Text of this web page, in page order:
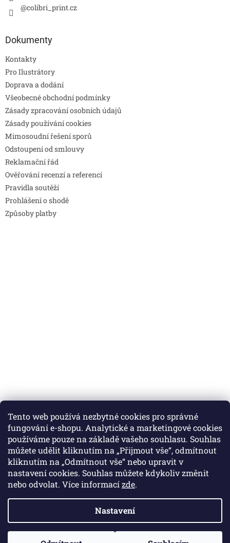
Tento web používá nezbytné cookies pro správné
fungování e-shopu. Analytické a marketingové cookies
používáme pouze na základě vašeho souhlasu. Souhlas
můžete udělit kliknutím na „Přijmout vše“, odmítnout
kliknutím na „Odmítnout vše“ nebo upravit v
nastavení cookies. Souhlas můžete kdykoliv změnit
nebo odvolat. Více informacízde.
Nastavení
@colibri_print.cz
Dokumenty
Kontakty
Pro Ilustrátory
Doprava a dodání
Všeobecné obchodní podmínky
Zásady zpracování osobních údajů
Zásady používání cookies
Mimosoudní řešení sporů
Odstoupení od smlouvy
Reklamační řád
Ověřování recenzí a referencí
Pravidla soutěží
Prohlášení o shodě
Způsoby platby
Instagram
Copyright 2026Colibri print. Všechna práva vyhrazena.